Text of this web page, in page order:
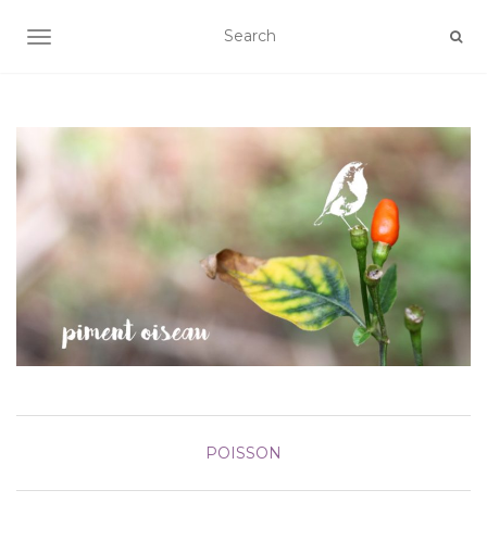
AFFICHER/MASQUER LA NAVIGATION
POISSON